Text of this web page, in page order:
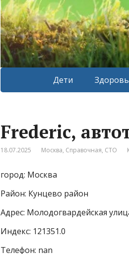
Дети
Frederic,
18.07.2025 Москва, Справочная, СТО
город: Москва
Район: Кунцево район
Адрес: Молодогвардейская
Индекс: 121351.0
Телефон: nan